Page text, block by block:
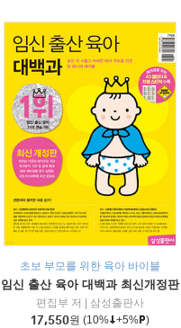
초보 부모를 위한 육아 바이블
임신 출산 육아 대백과 최신개정판
편집부 저
삼성출판사
17,550원 (10% +5% )